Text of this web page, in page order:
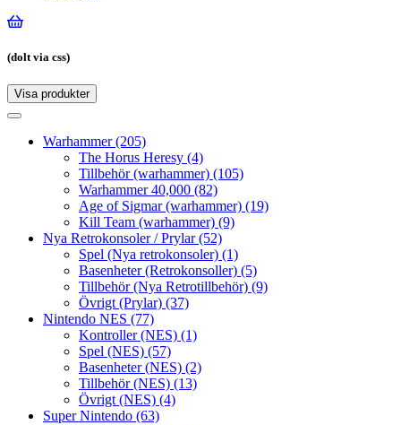
(dolt via css)
Visa produkter
Toggle
Toggle
navigationWarhammer(205)
The Horus Heresy (4)
Tillbehör (warhammer) (105)
Warhammer 40,000 (82)
Age of Sigmar (warhammer) (19)
Kill Team (warhammer) (9)
Nya Retrokonsoler / Prylar(52)
Spel (Nya retrokonsoler) (1)
Basenheter (Retrokonsoller) (5)
Tillbehör (Nya Retrotillbehör) (9)
Övrigt (Prylar) (37)
Nintendo NES (77)
Kontroller (NES) (1)
Spel (NES) (57)
Basenheter (NES) (2)
Tillbehör (NES) (13)
Övrigt (NES) (4)
Super Nintendo (63)